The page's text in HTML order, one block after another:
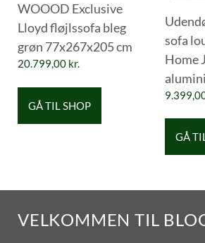
WOOOD Exclusive
Lloyd fløjlssofa bleg
grøn 77x267x205 cm
20.799,00 kr.
GÅ TIL SHOP
sofa
Home
GÅ
VELKOMMEN TIL